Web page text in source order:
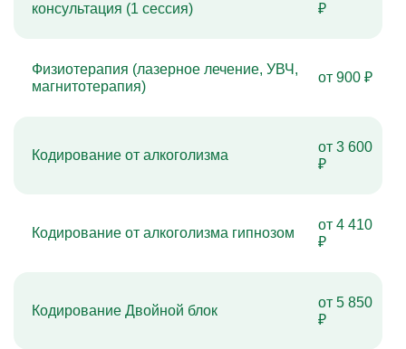
консультация (1 сессия)
₽
Физиотерапия (лазерное лечение, УВЧ,
магнитотерапия)
от 900 ₽
Кодирование от алкоголизма
от 3 600
₽
Кодирование от алкоголизма гипнозом
от 4 410
₽
Кодирование Двойной блок
от 5 850
₽